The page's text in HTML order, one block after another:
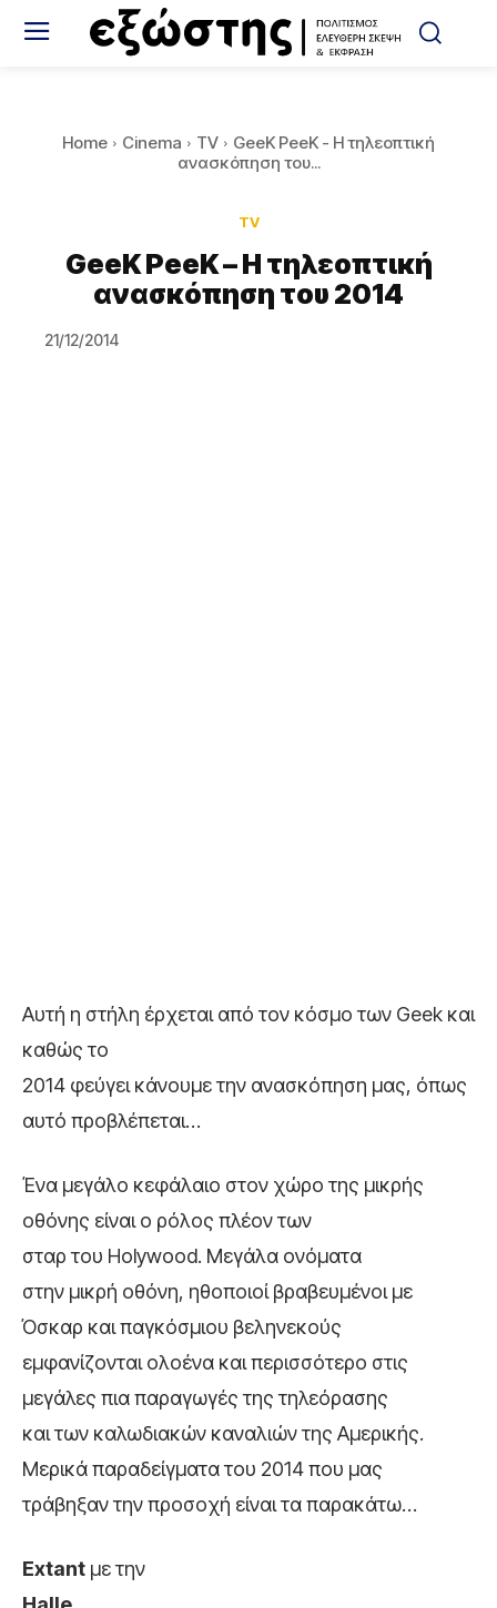
Home Cinema TV
GeeK PeeK - Η τηλεοπτική
ανασκόπηση του...
TV
GeeK PeeK – Η τηλεοπτική
ανασκόπηση του 2014
21/12/2014
Αυτή η στήλη έρχεται από τον κόσμο των Geek και
καθώς το
2014 φεύγει κάνουμε την ανασκόπηση μας, όπως
αυτό προβλέπεται…
Ένα μεγάλο κεφάλαιο στον χώρο της μικρής
οθόνης είναι ο ρόλος πλέον των
σταρ του Holywood. Μεγάλα ονόματα
στην μικρή οθόνη, ηθοποιοί βραβευμένοι με
Όσκαρ και παγκόσμιου βεληνεκούς
εμφανίζονται ολοένα και περισσότερο στις
μεγάλες πια παραγωγές της τηλεόρασης
και των καλωδιακών καναλιών της Αμερικής.
Μερικά παραδείγματα του 2014 που μας
τράβηξαν την προσοχή είναι τα παρακάτω…
Extant με την